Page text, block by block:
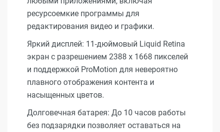
ресурсоемкие программы для
редактирования видео и графики.
Яркий дисплей: 11-дюймовый Liquid Retina
экран с разрешением 2388 x 1668 пикселей
и поддержкой ProMotion для невероятно
плавного отображения контента и
насыщенных цветов.
Долговечная батарея: До 10 часов работы
без подзарядки позволяет оставаться на